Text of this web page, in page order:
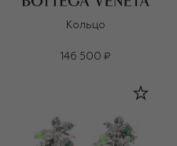
Кольцо
146 500 ₽